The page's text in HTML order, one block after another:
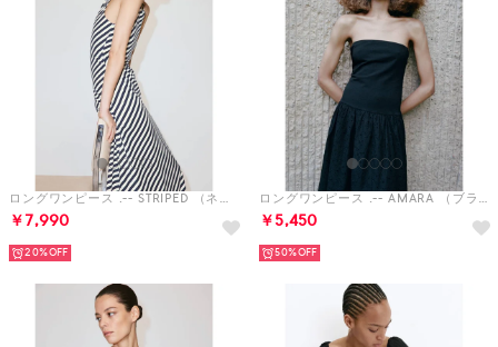
ロングワンピース .-- STRIPED （ネイビーブルー）
￥7,990
20%
ロングワンピース .-- AMARA （ブラック）
￥5,450
50%